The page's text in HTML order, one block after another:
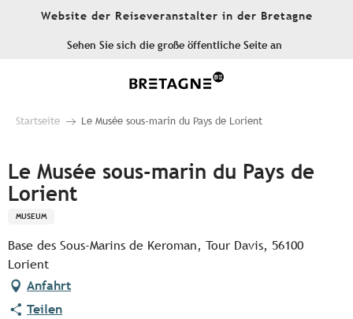
Website der Reiseveranstalter in der Bretagne
Sehen Sie sich die große öffentliche Seite an
Startseite Le Musée sous-marin du Pays de Lorient
Le Musée sous-marin du Pays de
Lorient
MUSEUM
Base des Sous-Marins de Keroman, Tour Davis, 56100
Lorient
Anfahrt
Teilen